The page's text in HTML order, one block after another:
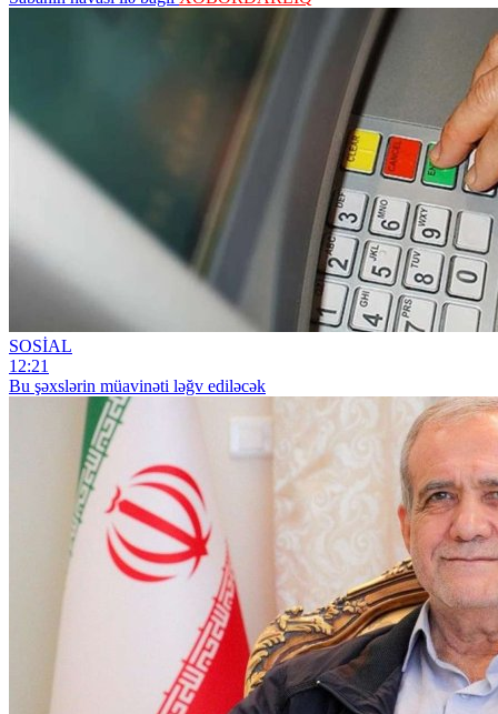
SOSİAL
12:21
Bu şəxslərin müavinəti ləğv ediləcək